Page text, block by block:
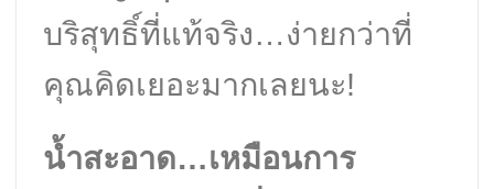
บริสุทธิ์ที่แท้จริง…ง่ายกว่าที่
คุณคิดเยอะมากเลยนะ!
น้ำสะอาด…เหมือนการ